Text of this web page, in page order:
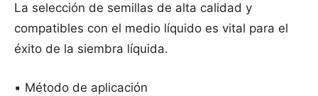
La selección de semillas de alta calidad y
compatibles con el medio líquido es vital para el
éxito de la siembra líquida.
▪️ Método de aplicación